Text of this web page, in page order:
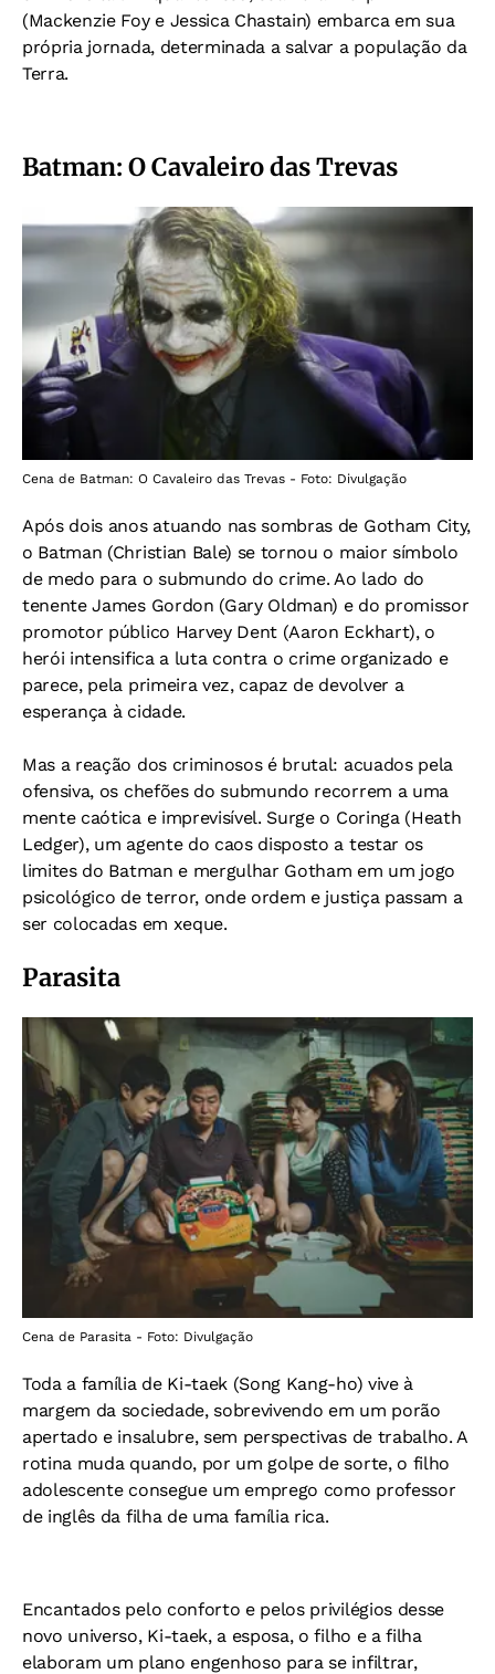
(Mackenzie Foy e Jessica Chastain) embarca em sua
própria jornada, determinada a salvar a população da
Terra.
Batman: O Cavaleiro das Trevas
Cena de Batman: O Cavaleiro das Trevas - Foto: Divulgação
Após dois anos atuando nas sombras de Gotham City,
o Batman (Christian Bale) se tornou o maior símbolo
de medo para o submundo do crime. Ao lado do
tenente James Gordon (Gary Oldman) e do promissor
promotor público Harvey Dent (Aaron Eckhart), o
herói intensifica a luta contra o crime organizado e
parece, pela primeira vez, capaz de devolver a
esperança à cidade.
Mas a reação dos criminosos é brutal: acuados pela
ofensiva, os chefões do submundo recorrem a uma
mente caótica e imprevisível. Surge o Coringa (Heath
Ledger), um agente do caos disposto a testar os
limites do Batman e mergulhar Gotham em um jogo
psicológico de terror, onde ordem e justiça passam a
ser colocadas em xeque.
Parasita
Cena de Parasita - Foto: Divulgação
Toda a família de Ki-taek (Song Kang-ho) vive à
margem da sociedade, sobrevivendo em um porão
apertado e insalubre, sem perspectivas de trabalho. A
rotina muda quando, por um golpe de sorte, o filho
adolescente consegue um emprego como professor
de inglês da filha de uma família rica.
Encantados pelo conforto e pelos privilégios desse
novo universo, Ki-taek, a esposa, o filho e a filha
elaboram um plano engenhoso para se infiltrar,